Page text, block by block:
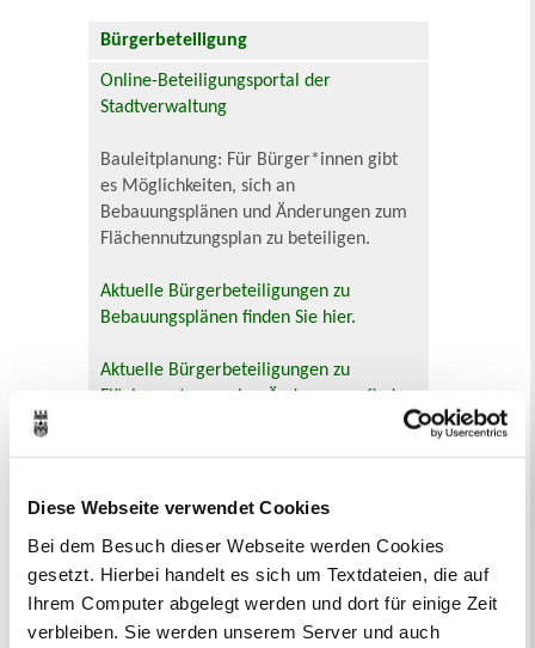
Diese Webseite verwendet Cookies
Bei dem Besuch dieser Webseite werden Cookies
gesetzt. Hierbei handelt es sich um Textdateien, die auf
Ihrem Computer abgelegt werden und dort für einige Zeit
verbleiben. Sie werden unserem Server und auch
Bürgerbeteiligung
Online-Beteiligungsportal der
Stadtverwaltung
Bauleitplanung: Für Bürger*innen gibt
es Möglichkeiten, sich an
Bebauungsplänen und Änderungen zum
Flächennutzungsplan zu beteiligen.
Aktuelle Bürgerbeteiligungen zu
Bebauungsplänen finden Sie hier.
Aktuelle Bürgerbeteiligungen zu
Flächennutzungsplan-Änderungen finden
Geburt
Sterbefall Umzug
Gewerbe
Behinderung
Arbeitslos
Senioren und Pflege
Finanzielle und soziale Notlagen